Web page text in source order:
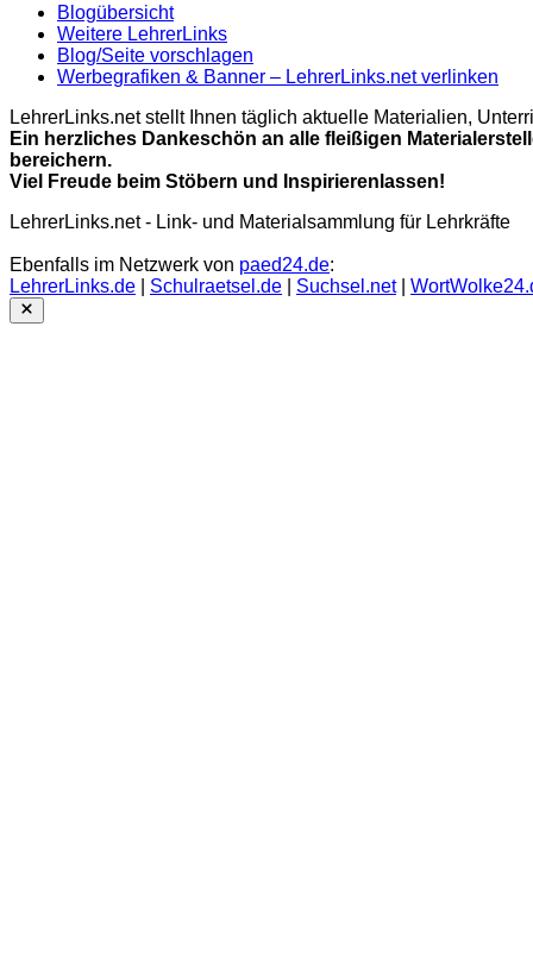
Blogübersicht
Weitere LehrerLinks
Blog/Seite vorschlagen
Werbegrafiken & Banner – LehrerLinks.net verlinken
LehrerLinks.net stellt Ihnen täglich aktuelle Materialien,
Ein herzliches Dankeschön an alle fleißigen
bereichern.
Viel Freude beim Stöbern und Inspirierenlassen!
LehrerLinks.net - Link- und Materialsammlung für Lehrkräfte
Ebenfalls im Netzwerk von paed24.de:
LehrerLinks.de
Schulraetsel.de Suchsel.net|
Close